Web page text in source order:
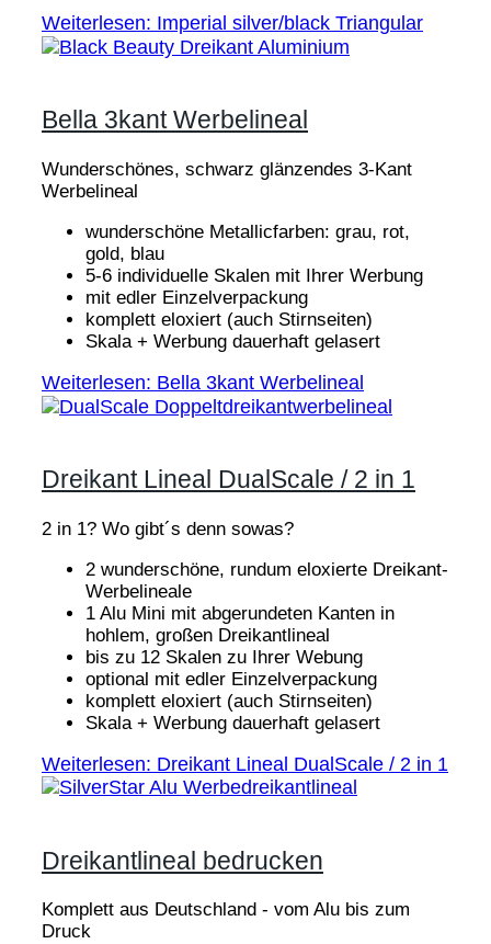
Weiterlesen: Imperial silver/black Triangular
Bella 3kant Werbelineal
Wunderschönes, schwarz glänzendes 3-Kant
Werbelineal
wunderschöne Metallicfarben: grau, rot,
gold, blau
5-6 individuelle Skalen mit Ihrer Werbung
mit edler Einzelverpackung
komplett eloxiert (auch Stirnseiten)
Skala + Werbung dauerhaft gelasert
Weiterlesen: Bella 3kant Werbelineal
Dreikant Lineal DualScale / 2 in 1
2 in 1? Wo gibt´s denn sowas?
2 wunderschöne, rundum eloxierte Dreikant-
Werbelineale
1 Alu Mini mit abgerundeten Kanten in
hohlem, großen Dreikantlineal
bis zu 12 Skalen zu Ihrer Webung
optional mit edler Einzelverpackung
komplett eloxiert (auch Stirnseiten)
Skala + Werbung dauerhaft gelasert
Weiterlesen: Dreikant Lineal DualScale / 2 in 1
Dreikantlineal bedrucken
Komplett aus Deutschland - vom Alu bis zum
Druck